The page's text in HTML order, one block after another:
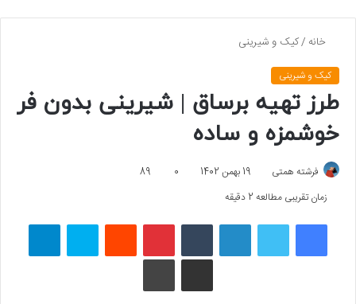
خانه /کیک و شیرینی
کیک و شیرینی
طرز تهیه برساق | شیرینی بدون فر
خوشمزه و ساده
فرشته همتی 19 بهمن 1402 0
89
زمان تقریبی مطالعه 2 دقیقه
فیسبوک لینکداین پینتریست اسکایپ
چاپ